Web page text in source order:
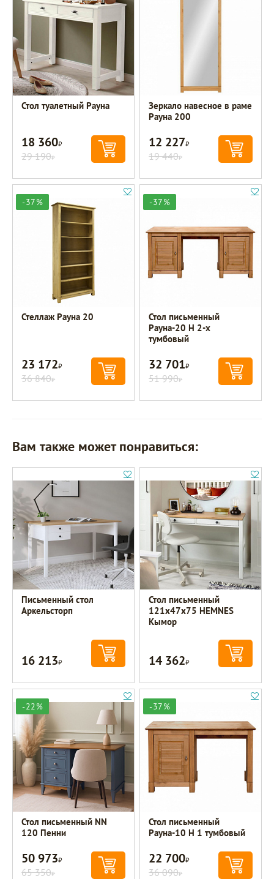
Стол туалетный Рауна
18 360Р
29 190Р
Зеркало навесное в раме
Рауна 200
12 227Р
19 440Р
-37%
Стеллаж Рауна 20
23 172Р
36 840Р
-37%
Стол письменный
Рауна-20 Н 2-х
тумбовый
32 701Р
51 990Р
Вам также может понравиться:
Письменный стол
Аркельсторп
16 213Р
Стол письменный
121х47х75 HEMNES
Кымор
14 362Р
-22%
Стол письменный NN
120 Пенни
50 973Р
65 350Р
-37%
Стол письменный
Рауна-10 Н 1 тумбовый
22 700Р
36 090Р